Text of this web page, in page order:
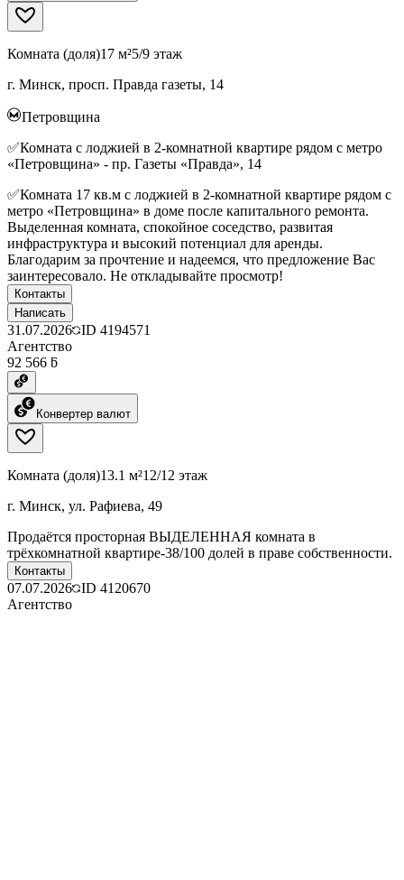
Комната (доля)17 м²5/9 этаж
г. Минск, просп. Правда газеты, 14
Петровщина
✅Комната с лоджией в 2-комнатной квартире рядом с метро
«Петровщина» - пр. Газеты «Правда», 14
✅Комната 17 кв.м с лоджией в 2-комнатной квартире рядом с
метро «Петровщина» в доме после капитального ремонта.
Выделенная комната, спокойное соседство, развитая
инфраструктура и высокий потенциал для аренды.
Благодарим за прочтение и надеемся, что предложение Вас
заинтересовало. Не откладывайте просмотр!
Контакты
Написать
31.07.2026 ID 4194571
Агентство
92 566 ƃ
Конвертер валют
Комната (доля)13.1 м²12/12 этаж
г. Минск, ул. Рафиева, 49
Продаётся просторная ВЫДЕЛЕННАЯ комната в
трёхкомнатной квартире-38/100 долей в праве собственности.
Контакты
07.07.2026 ID 4120670
Агентство